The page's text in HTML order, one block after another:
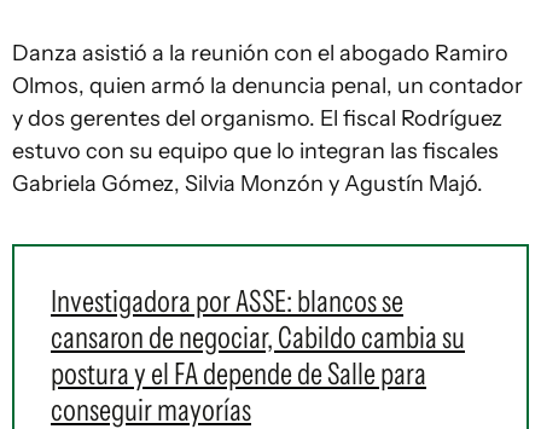
Danza asistió a la reunión con el abogado Ramiro
Olmos, quien armó la denuncia penal, un contador
y dos gerentes del organismo. El fiscal Rodríguez
estuvo con su equipo que lo integran las fiscales
Gabriela Gómez, Silvia Monzón y Agustín Majó.
Investigadora por ASSE: blancos se
cansaron de negociar, Cabildo cambia su
postura y el FA depende de Salle para
conseguir mayorías